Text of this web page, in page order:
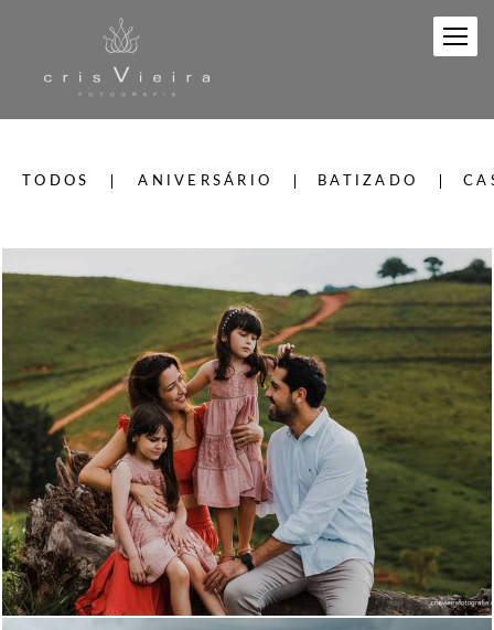
TODOS ANIVERSÁRIO BATIZADO
597 0